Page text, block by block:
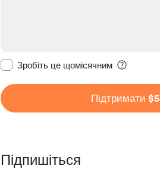
Зробіть це щомісячним
Підтримати $5
Підпишіться